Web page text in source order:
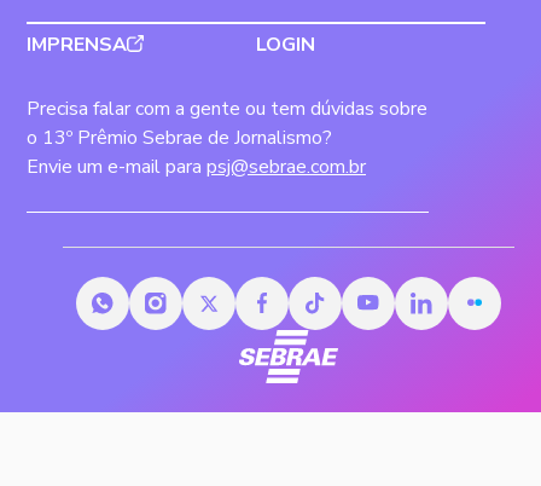
IMPRENSA
LOGIN
Precisa falar com a gente ou tem dúvidas sobre
o 13º Prêmio Sebrae de Jornalismo?
Envie um e-mail para psj@sebrae.com.br